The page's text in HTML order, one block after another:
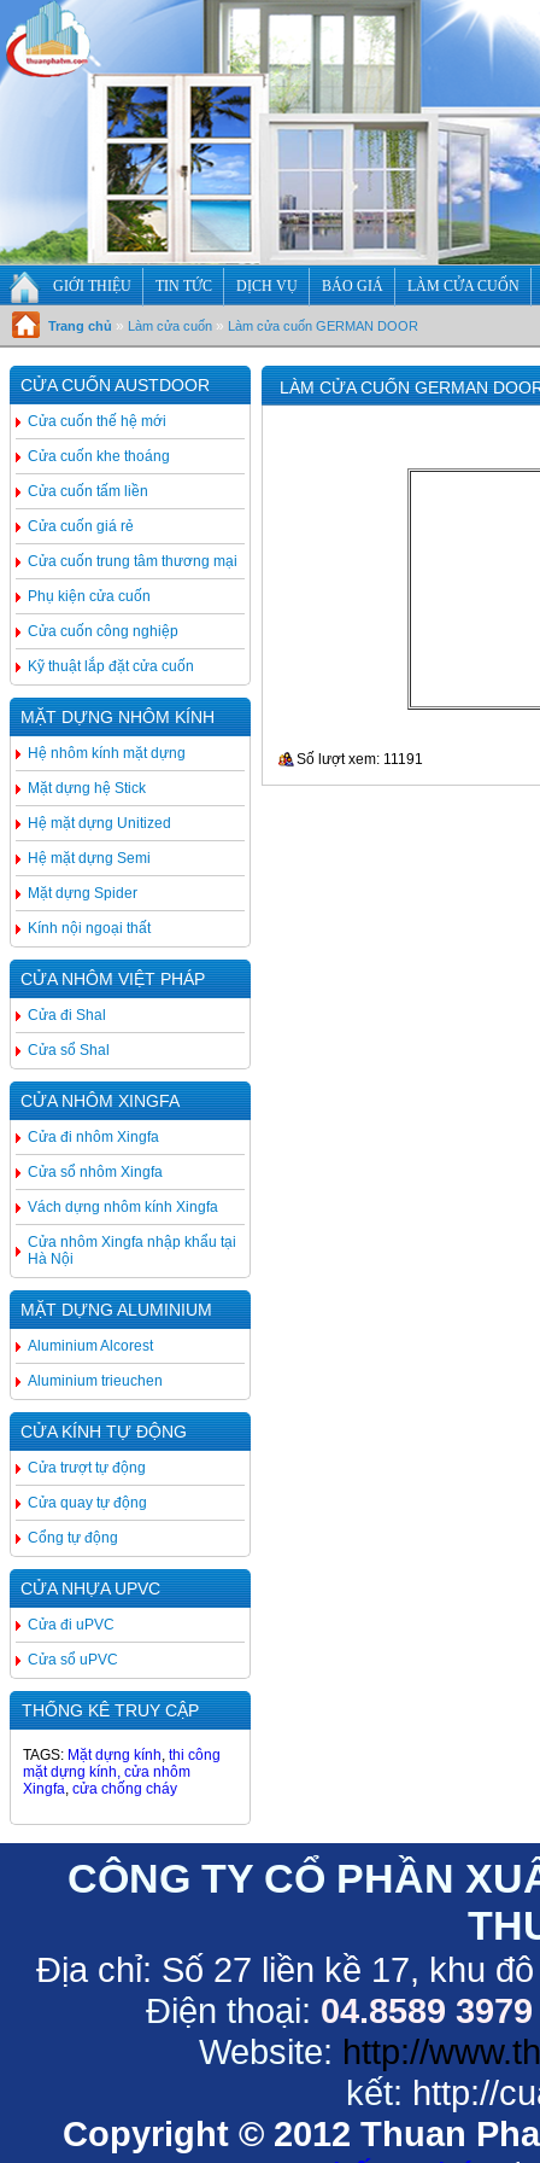
GIỚI THIỆU TIN TỨC DỊCH VỤ BÁO GIÁ LÀM CỬA CUỐN
Trang chủ » Làm cửa cuốn » Làm cửa cuốn GERMAN DOOR
CỬA CUỐN AUSTDOOR
Cửa cuốn thế hệ mới
Cửa cuốn khe thoáng
Cửa cuốn tấm liền
Cửa cuốn giá rẻ
Cửa cuốn trung tâm thương mại
Phụ kiện cửa cuốn
Cửa cuốn công nghiệp
Kỹ thuật lắp đặt cửa cuốn
MẶT DỰNG NHÔM KÍNH
Hệ nhôm kính mặt dựng
Mặt dựng hệ Stick
Hệ mặt dựng Unitized
Hệ mặt dựng Semi
Mặt dựng Spider
Kính nội ngoại thất
CỬA NHÔM VIỆT PHÁP
Cửa đi Shal
Cửa sổ Shal
CỬA NHÔM XINGFA
Cửa đi nhôm Xingfa
Cửa sổ nhôm Xingfa
Vách dựng nhôm kính Xingfa
Cửa nhôm Xingfa nhập khẩu tại
Hà Nội
MẶT DỰNG ALUMINIUM
Aluminium Alcorest
Aluminium trieuchen
CỬA KÍNH TỰ ĐỘNG
Cửa trượt tự động
Cửa quay tự động
Cổng tự động
CỬA NHỰA UPVC
Cửa đi uPVC
Cửa sổ uPVC
THỐNG KÊ TRUY CẬP
TAGS: Mặt dựng kính, thi công
mặt dựng kính, cửa nhôm
Xingfa, cửa chống cháy
LÀM CỬA CUỐN GERMAN
Số lượt xem: 11191
CÔNG TY CỔ PHẦN
Địa chỉ: Số 27 liền kề 17, khu
Điện thoại: 04.8589 3979
Website: http://
kết: http://
Copyright © 2012 Thuan